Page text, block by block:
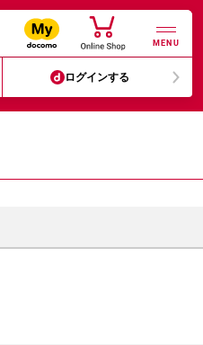
MENU
ログインする